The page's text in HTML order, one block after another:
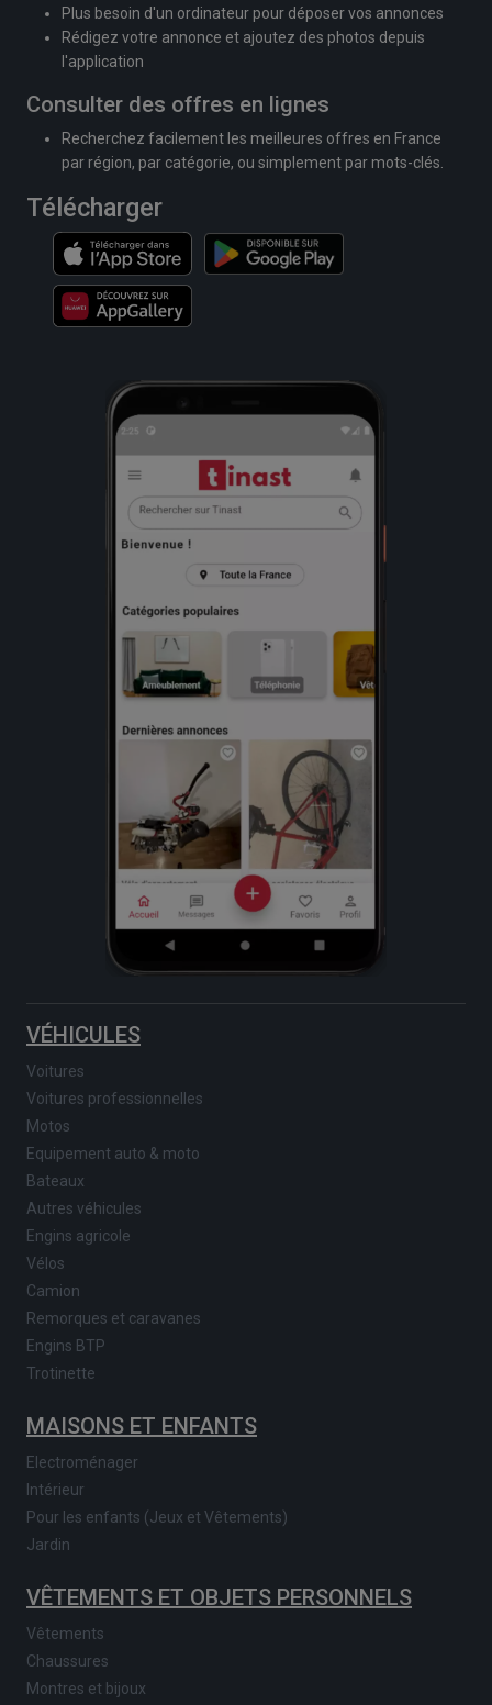
Plus besoin d'un ordinateur pour déposer vos annonces
Rédigez votre annonce et ajoutez des photos depuis
l'application
Consulter des offres en lignes
Recherchez facilement les meilleures offres en France
par région, par catégorie, ou simplement par mots-clés.
Télécharger
VÉHICULES
Voitures
Voitures professionnelles
Motos
Equipement auto & moto
Bateaux
Autres véhicules
Engins agricole
Vélos
Camion
Remorques et caravanes
Engins BTP
Trotinette
MAISONS ET ENFANTS
Electroménager
Intérieur
Pour les enfants (Jeux et Vêtements)
Jardin
VÊTEMENTS ET OBJETS PERSONNELS
Vêtements
Chaussures
Montres et bijoux